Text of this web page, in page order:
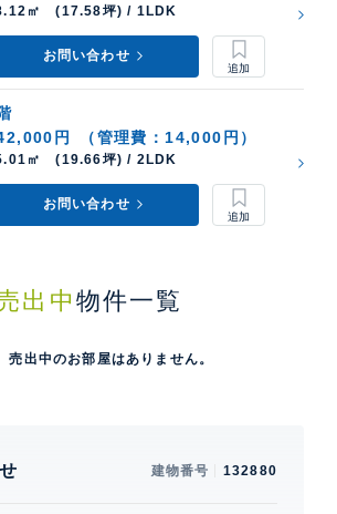
㎡ (17.58坪) / 1LDK
お問い合わせ
円
（管理費：14,000円）
㎡ (19.66坪) / 2LDK
お問い合わせ
出中 物件一覧
売出中のお部屋はありません。
建物番号 132880